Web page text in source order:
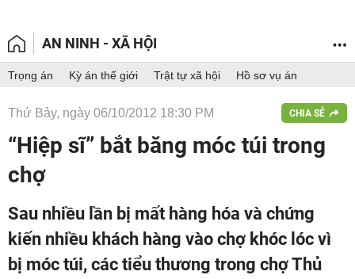
AN NINH - XÃ HỘI
Trọng án Kỳ án thế giới Trật tự xã hội Hồ sơ vụ án
Thứ Bảy, ngày 06/10/2012 18:30 PM CHIA SẺ
“Hiệp sĩ” bắt băng móc túi trong
chợ
Sau nhiều lần bị mất hàng hóa và chứng
kiến nhiều khách hàng vào chợ khóc lóc vì
bị móc túi, các tiểu thương trong chợ Thủ